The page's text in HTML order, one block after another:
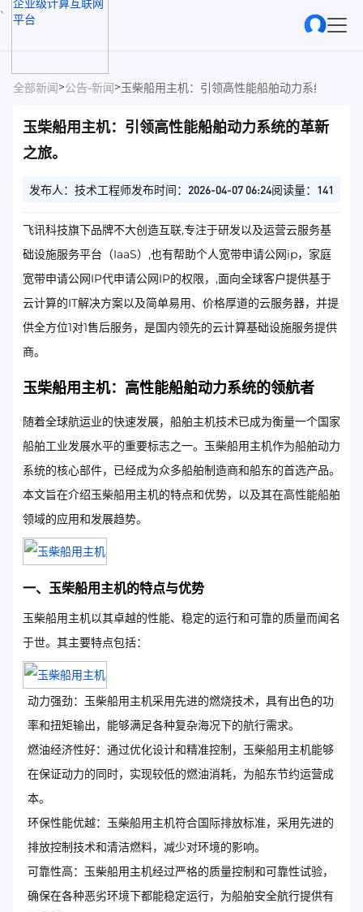
、
全部新闻>公告-新闻>玉柴船用主机：引领高性能船舶动力系统的革新
玉柴船用主机：引领高性能船舶动力系统的革新
之旅。
发布人：技术工程师发布时间：2026-04-07 06:24阅读量：141
飞讯科技旗下品牌不大创造互联,专注于研发以及运营云服务基
础设施服务平台（IaaS）,也有帮助个人宽带申请公网ip，家庭
宽带申请公网IP代申请公网IP的权限，,面向全球客户提供基于
云计算的IT解决方案以及简单易用、价格厚道的云服务器，并提
供全方位1对1售后服务，是国内领先的云计算基础设施服务提供
商。
玉柴船用主机：高性能船舶动力系统的领航者
随着全球航运业的快速发展，船舶主机技术已成为衡量一个国家
船舶工业发展水平的重要标志之一。玉柴船用主机作为船舶动力
系统的核心部件，已经成为众多船舶制造商和船东的首选产品。
本文旨在介绍玉柴船用主机的特点和优势，以及其在高性能船舶
领域的应用和发展趋势。
一、玉柴船用主机的特点与优势
玉柴船用主机以其卓越的性能、稳定的运行和可靠的质量而闻名
于世。其主要特点包括：
动力强劲：玉柴船用主机采用先进的燃烧技术，具有出色的功
率和扭矩输出，能够满足各种复杂海况下的航行需求。
燃油经济性好：通过优化设计和精准控制，玉柴船用主机能够
在保证动力的同时，实现较低的燃油消耗，为船东节约运营成
本。
环保性能优越：玉柴船用主机符合国际排放标准，采用先进的
排放控制技术和清洁燃料，减少对环境的影响。
可靠性高：玉柴船用主机经过严格的质量控制和可靠性试验，
确保在各种恶劣环境下都能稳定运行，为船舶安全航行提供有